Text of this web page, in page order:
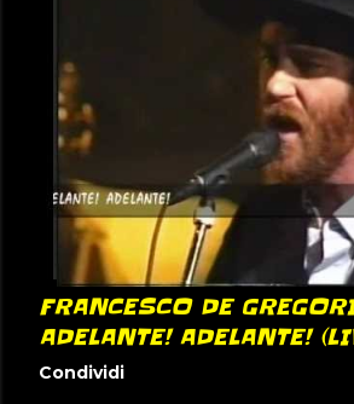
FRANCESCO DE
ADELANTE! ADELANTE!
Condividi